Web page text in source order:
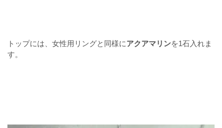
トップには、女性用リングと同様にアクアマリンを1石入れま
す。